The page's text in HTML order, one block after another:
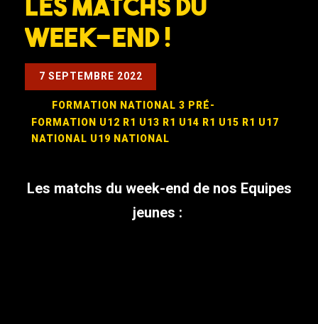
WEEK-END !
7 SEPTEMBRE 2022
FORMATION NATIONAL 3 PRÉ-
FORMATION U12 R1 U13 R1 U14 R1 U15 R1 U17
NATIONAL U19 NATIONAL
Les matchs du week-end de nos Equipes
jeunes :